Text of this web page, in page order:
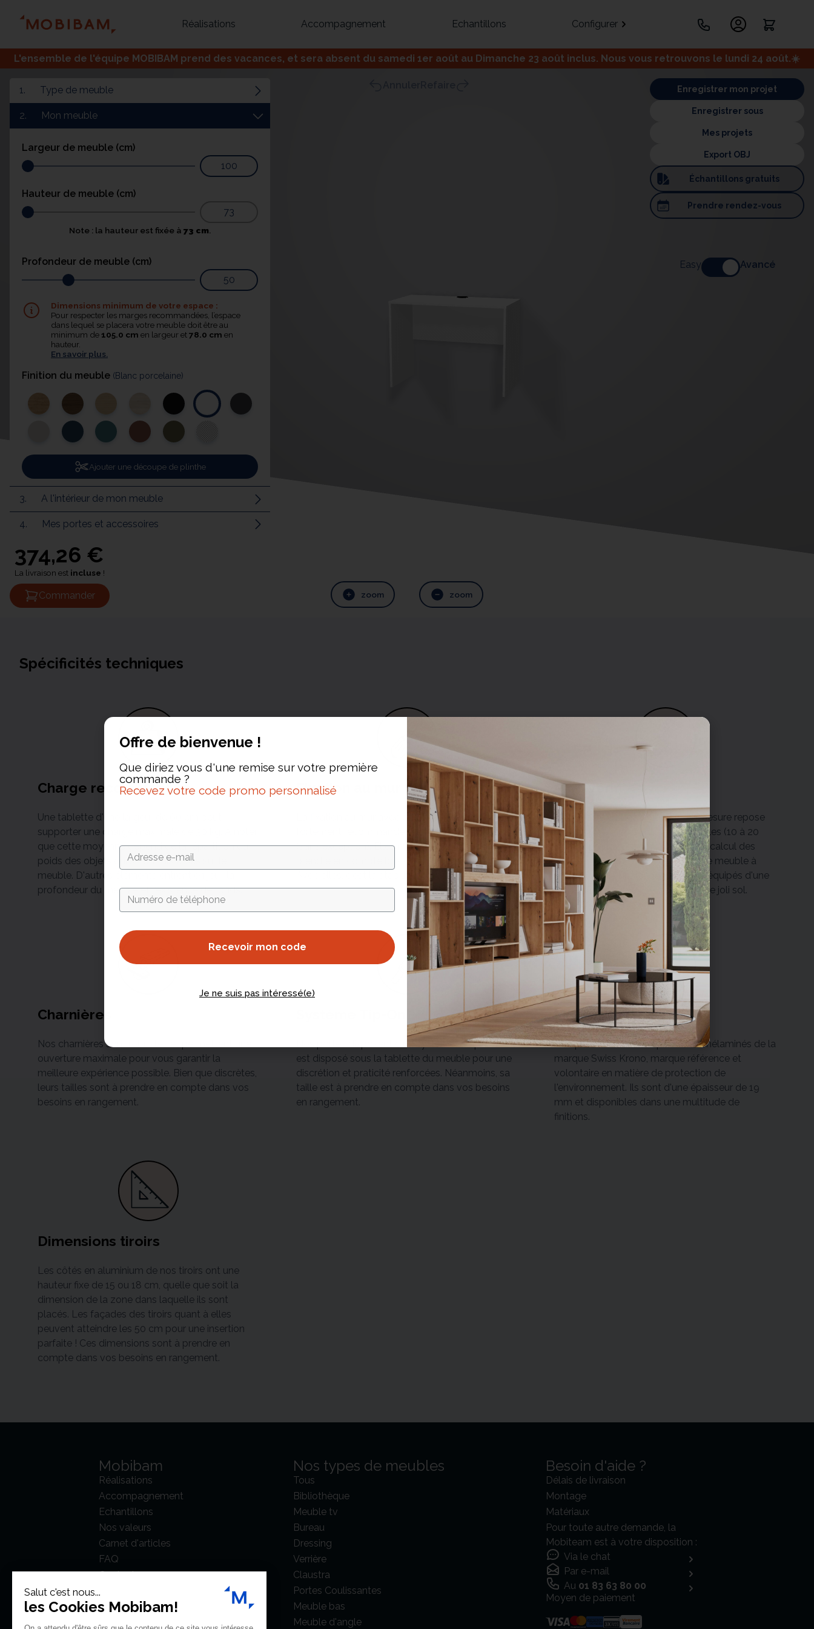
Réalisations Accompagnement Echantillons Configurer
Inspirez-vous du catalogue
Tous Meuble bas
L'ensemble de l'équipe MOBIBAM prend des vacances, et sera absent du samedi 1er août au Dimanche 23 août inclus. Nous vous retrouvons le lundi 24 août.☀️
1. Type de meuble
2. Mon meuble
Largeur de meuble (cm)
Hauteur de meuble (cm)
Note : la hauteur est fixée à 73 cm
Profondeur de meuble (cm)
Dimensions minimum de votre espace :
Pour respecter les marges recommandées, l’espace
dans lequel se placera votre meuble doit être au
minimum de105.0 cm en largeur et78.0 cm en
hauteur.
En savoir plus.
Finition du meuble (Blanc porcelaine)
Ajouter une découpe de plinthe
3. A l'intérieur de mon meuble
4. Mes portes et accessoires
zoom zoom
Enregistrer mon projet
Enregistrer sous
Mes projets
Export OBJ
Échantillons gratuits
Prendre rendez-vous
Easy Avancé
374,26 €
La livraison est incluse !
Commander
Spécificités techniques
Charge recommandée
Une tablette d'une largeur de 60 cm peut
supporter une charge maximale de 30 kg. À noter
que cette moyenne dépend de la répartition du
poids des objets qui seront disposés sur le
meuble. D'autres éléments entrent en jeu : la
profondeur du meuble et l'existence de fonds.
Fixation au mur
La fixation au mur avec des équerres est
fortement recommandée pour tous les meubles
(sans exception). Elles mesurent 5,5 par 7 cm. À
prendre en compte lors du calcul des marges.
Avec elles, c'est la stabilité assurée !
Pied vérin
L'intégralité de nos meubles sur-mesure repose
sur des pieds vérins. Ils sont réglables (10 à 20
mm). À prendre en compte lors du calcul des
marges. Ils permettent de mettre le meuble à
niveau lors de l'installation et sont équipés d'une
protection pour ne pas abîmer votre joli sol.
Charnières
Nos charnières sont robustes et permettent une
ouverture maximale pour vous garantir la
meilleure expérience possible. Bien que discrètes,
leurs tailles sont à prendre en compte dans vos
besoins en rangement.
Nos portes disposent d'un système « Tip-On ». Il
est disposé sous la tablette du meuble pour une
discrétion et praticité renforcées. Néanmoins, sa
taille est à prendre en compte dans vos besoins
en rangement.
Matériaux
Nos panneaux sont en particules mélaminés de la
marque Swiss Krono, marque référence et
volontaire en matière de protection de
l'environnement. Ils sont d'une épaisseur de 19
mm et disponibles dans une multitude de
finitions.
Dimensions tiroirs
Les côtés en aluminium de nos tiroirs ont une
hauteur fixe de 15 ou 18 cm, quelle que soit la
dimension de la zone dans laquelle ils sont
placés. Les façades des tiroirs quant à elles
peuvent atteindre les 50 cm pour une insertion
parfaite ! Ces dimensions sont à prendre en
compte dans vos besoins en rangement.
Mobibam
Réalisations
Accompagnement
Echantillons
Nos valeurs
Carnet d'articles
FAQ
Contact
Nos types de meubles
Tous
Bibliothèque
Meuble tv
Bureau
Dressing
Verrière
Claustra
Portes Coulissantes
Meuble bas
Meuble d'angle
Besoin d'aide ?
Délais de livraison
Montage
Matériaux
Pour toute autre demande, la
Mobiteam est à votre disposition :
Via le chat
Par e-mail
Au 01 83 63 80 00
Moyen de paiement
Offre de bienvenue !
Que diriez vous d'une remise sur votre première
commande ?
Recevez votre code promo personnalisé
Recevoir mon code
Je ne suis pas intéressé(e)
Salut c'est nous...
les Cookies Mobibam!